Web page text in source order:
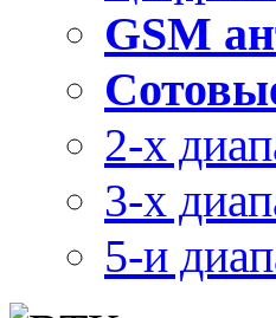
GSM
2-х
3-х
5-и